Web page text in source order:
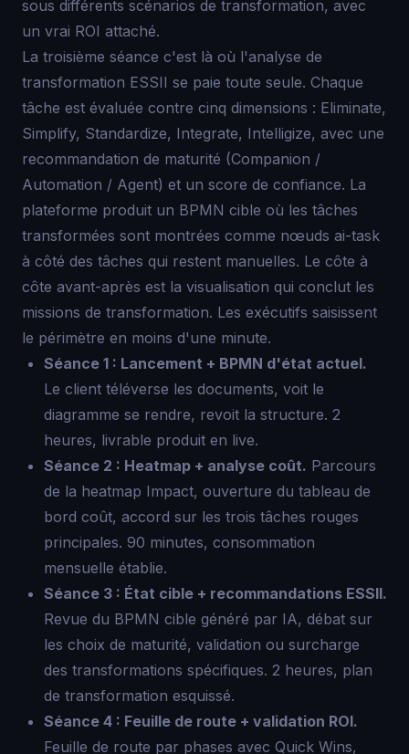
sous différents scénarios de transformation, avec
un vrai ROI attaché.
La troisième séance c'est là où l'analyse de
transformation ESSII se paie toute seule. Chaque
tâche est évaluée contre cinq dimensions : Eliminate,
Simplify, Standardize, Integrate, Intelligize, avec une
recommandation de maturité (Companion /
Automation / Agent) et un score de confiance. La
plateforme produit un BPMN cible où les tâches
transformées sont montrées comme nœuds ai-task
à côté des tâches qui restent manuelles. Le côte à
côte avant-après est la visualisation qui conclut les
missions de transformation. Les exécutifs saisissent
le périmètre en moins d'une minute.
Séance 1 : Lancement + BPMN d'état actuel.
Le client téléverse les documents, voit le
diagramme se rendre, revoit la structure. 2
heures, livrable produit en live.
Séance 2 : Heatmap + analyse coût. Parcours
de la heatmap Impact, ouverture du tableau de
bord coût, accord sur les trois tâches rouges
principales. 90 minutes, consommation
mensuelle établie.
Séance 3 : État cible + recommandations ESSII.
Revue du BPMN cible généré par IA, débat sur
les choix de maturité, validation ou surcharge
des transformations spécifiques. 2 heures, plan
de transformation esquissé.
Séance 4 : Feuille de route + validation ROI.
Feuille de route par phases avec Quick Wins,